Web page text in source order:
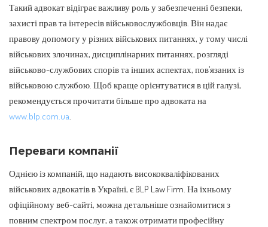
Такий адвокат відіграє важливу роль у забезпеченні безпеки,
захисті прав та інтересів військовослужбовців. Він надає
правову допомогу у різних військових питаннях, у тому числі
військових злочинах, дисциплінарних питаннях, розгляді
військово-службових спорів та інших аспектах, пов’язаних із
військовою службою. Щоб краще орієнтуватися в цій галузі,
рекомендується прочитати більше про адвоката на
www.blp.com.ua
Переваги компанії
Однією із компаній, що надають висококваліфікованих
військових адвокатів в Україні, є BLP Law Firm. На їхньому
офіційному веб-сайті, можна детальніше ознайомитися з
повним спектром послуг, а також отримати професійну